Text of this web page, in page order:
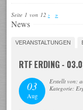
Seite 1 von 12 › »
News
VERANSTALTUNGEN
RTF ERDING -
03
Aug
Erstellt von:
Kategorie: